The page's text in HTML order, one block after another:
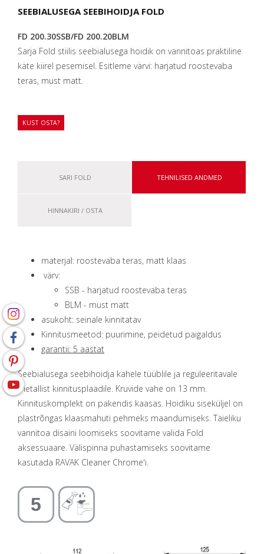
SEEBIALUSEGA SEEBIHOIDJA FOLD
FD 200.30SSB/FD 200.20BLM
Sarja Fold stiilis seebialusega hoidik on vannitoas praktiline
käte kiirel pesemisel. Esitleme värvi: harjatud roostevaba
teras, must matt.
KUST OSTA?
SARI FOLD TEHNILISED ANDMED
HINNAKIRI / OSTA
materjal: roostevaba teras, matt klaas
värv:
SSB - harjatud roostevaba teras
BLM - must matt
asukoht: seinale kinnitatav
Kinnitusmeetod: puurimine, peidetud paigaldus
garantii: 5 aastat
Seebialusega seebihoidja kahele tüüblile ja reguleeritavale
metallist kinnitusplaadile. Kruvide vahe on 13 mm.
Kinnituskomplekt on pakendis kaasas. Hoidiku siseküljel on
plastrõngas klaasmahuti pehmeks maandumiseks. Täieliku
vannitoa disaini loomiseks soovitame valida Fold
aksessuaare. Välispinna puhastamiseks soovitame
kasutada RAVAK Cleaner Chrome'i.